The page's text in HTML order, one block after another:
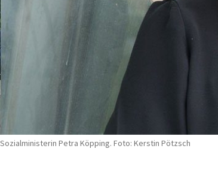
Sozialministerin Petra Köpping. Foto: Kerstin Pötzsch